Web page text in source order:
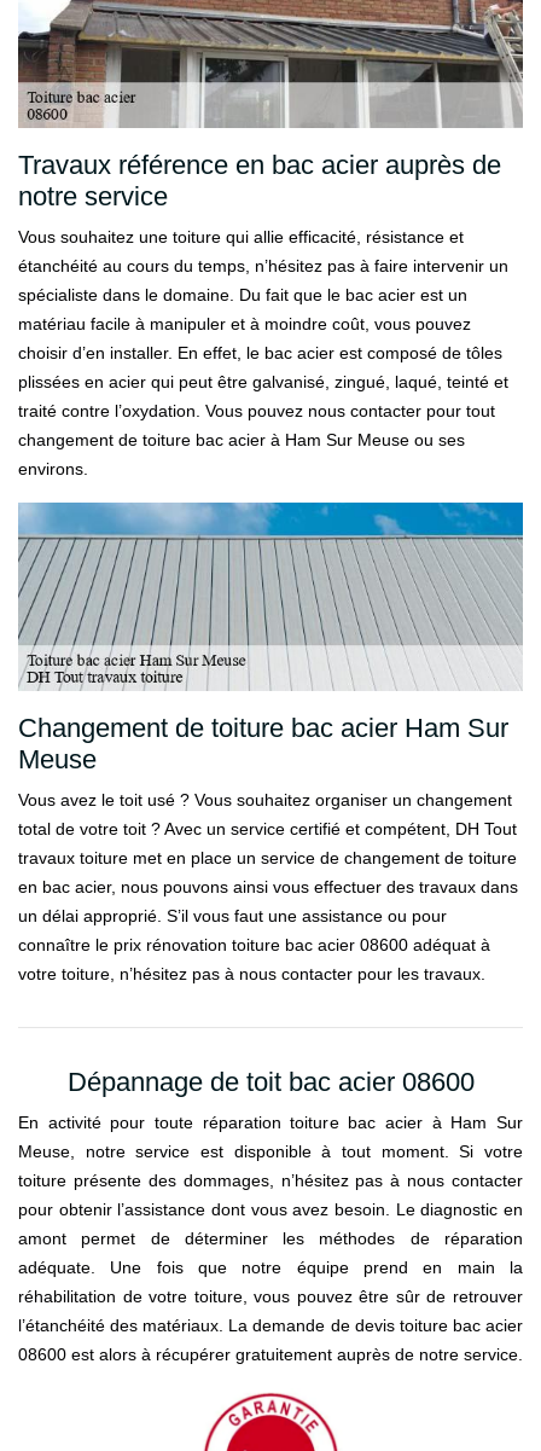
Travaux référence en bac acier auprès de
notre service
Vous souhaitez une toiture qui allie efficacité, résistance et
étanchéité au cours du temps, n’hésitez pas à faire intervenir un
spécialiste dans le domaine. Du fait que le bac acier est un
matériau facile à manipuler et à moindre coût, vous pouvez
choisir d’en installer. En effet, le bac acier est composé de tôles
plissées en acier qui peut être galvanisé, zingué, laqué, teinté et
traité contre l’oxydation. Vous pouvez nous contacter pour tout
changement de toiture bac acier à Ham Sur Meuse ou ses
environs.
Changement de toiture bac acier Ham Sur
Meuse
Vous avez le toit usé ? Vous souhaitez organiser un changement
total de votre toit ? Avec un service certifié et compétent, DH Tout
travaux toiture met en place un service de changement de toiture
en bac acier, nous pouvons ainsi vous effectuer des travaux dans
un délai approprié. S’il vous faut une assistance ou pour
connaître le prix rénovation toiture bac acier 08600 adéquat à
votre toiture, n’hésitez pas à nous contacter pour les travaux.
Dépannage de toit bac acier 08600
En activité pour toute réparation toiture bac acier à Ham Sur
Meuse, notre service est disponible à tout moment. Si votre
toiture présente des dommages, n’hésitez pas à nous contacter
pour obtenir l’assistance dont vous avez besoin. Le diagnostic en
amont permet de déterminer les méthodes de réparation
adéquate. Une fois que notre équipe prend en main la
réhabilitation de votre toiture, vous pouvez être sûr de retrouver
l’étanchéité des matériaux. La demande de devis toiture bac acier
08600 est alors à récupérer gratuitement auprès de notre service.